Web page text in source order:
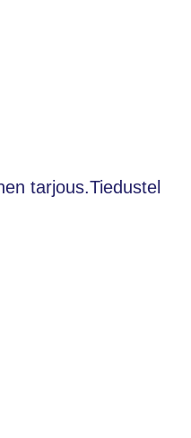
tarjous.Tiedustel